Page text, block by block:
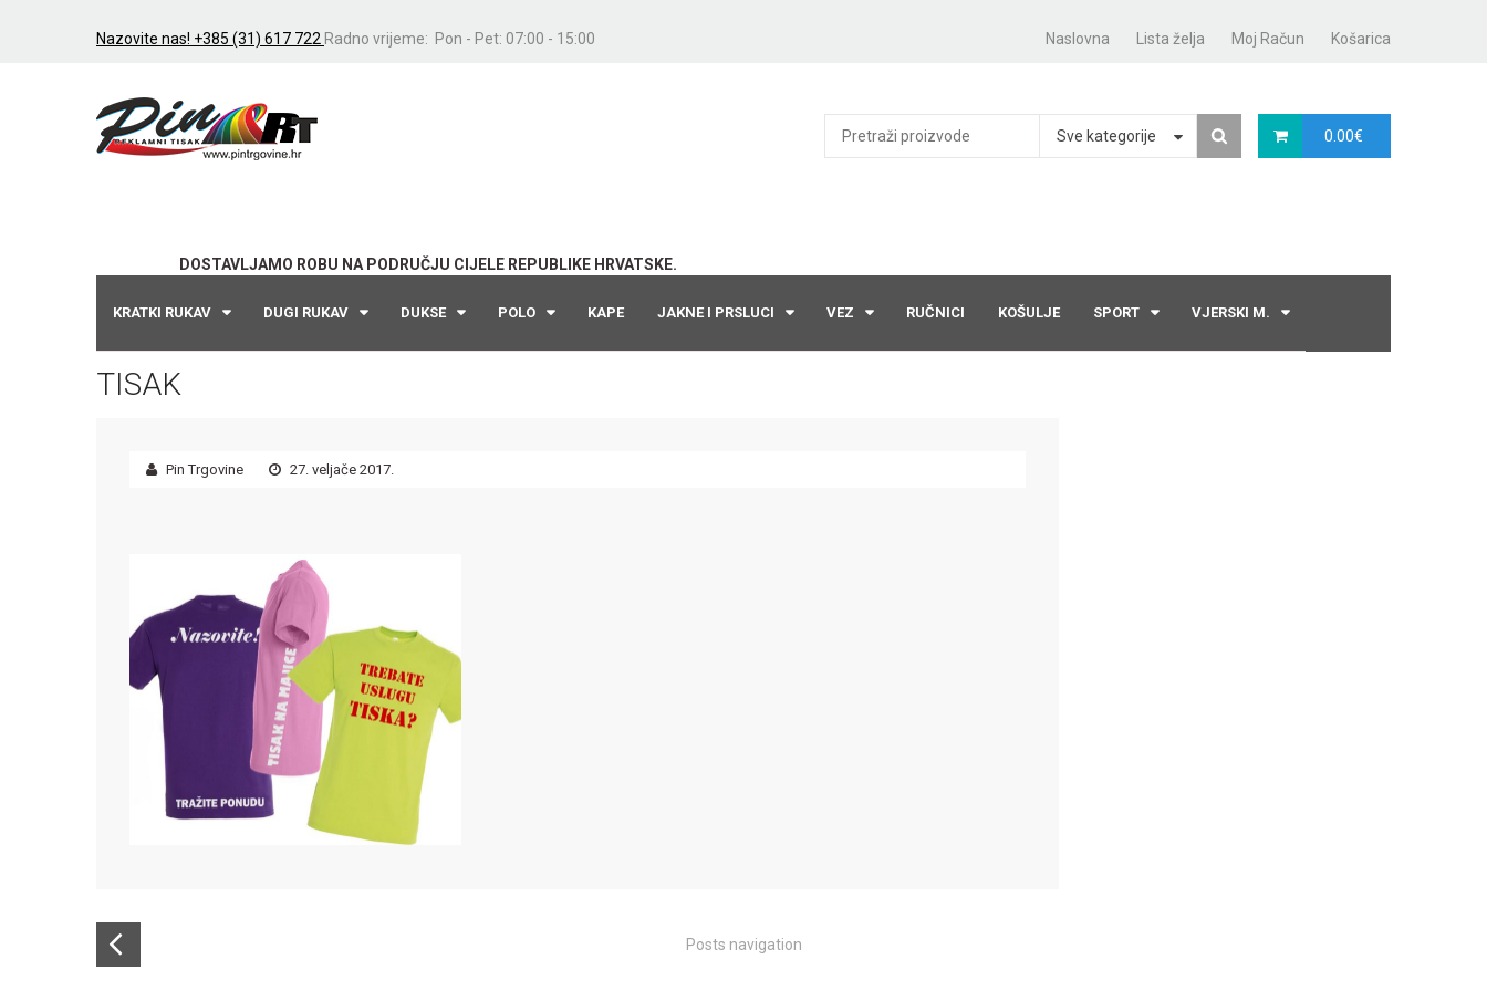
Nazovite nas! +385 (31) 617 722 Radno vrijeme: Pon - Pet: 07:00 - 15:00 Naslovna Lista želja Moj Račun Košarica
DOSTAVLJAMO ROBU NA PODRUČJU CIJELE REPUBLIKE HRVATSKE.
0.00€
Sve kategorije
KRATKI RUKAV DUGI RUKAV DUKSE POLO KAPE JAKNE I PRSLUCI VEZ RUČNICI KOŠULJE SPORT VJERSKI M.
TISAK
Pin Trgovine 27. veljače 2017.
Posts navigation